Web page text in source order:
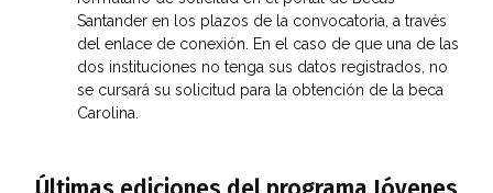
Santander en los plazos de la convocatoria, a través
del enlace de conexión. En el caso de que una de las
dos instituciones no tenga sus datos registrados, no
se cursará su solicitud para la obtención de la beca
Carolina.